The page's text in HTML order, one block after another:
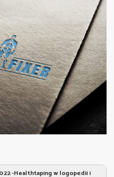
-Healthtaping w logopedii i